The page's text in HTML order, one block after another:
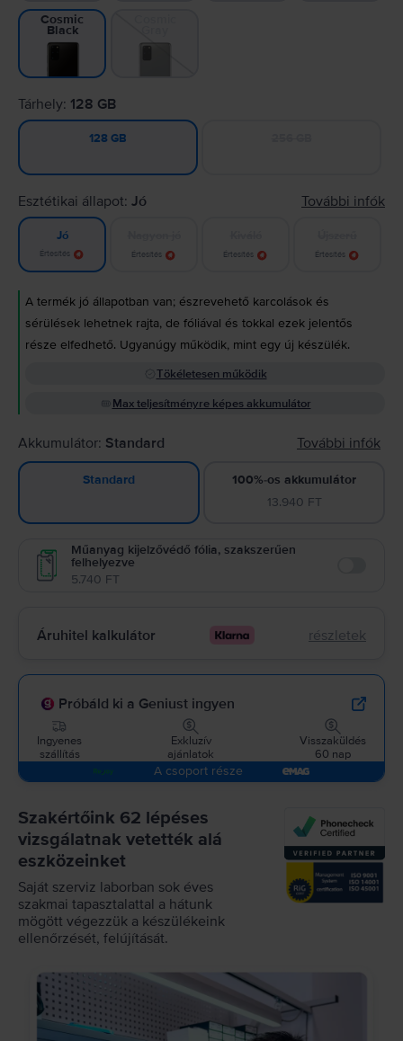
Cosmic
Black
Tárhely: 128 GB
128 GB
Esztétikai állapot: Jó További infók
Jó
Értesítés Értesítés Értesítés Értesítés
A termék jó állapotban van; észrevehető karcolások és
sérülések lehetnek rajta, de fóliával és tokkal ezek jelentős
része elfedhető. Ugyanúgy működik, mint egy új készülék.
Tökéletesen működik
Max teljesítményre képes akkumulátor
Akkumulátor: Standard További infók
Standard
100%-os akkumulátor
13.940 FT
Műanyag kijelzővédő fólia, szakszerűen
felhelyezve
5.740 FT
Áruhitel kalkulátor részletek
Próbáld ki a Geniust ingyen
Ingyenes
szállítás
Exkluzív
ajánlatok
Visszaküldés
60 nap
A csoport része
Szakértőink 62 lépéses
vizsgálatnak vetették alá
eszközeinket
Saját szerviz laborban sok éves
szakmai tapasztalattal a hátunk
mögött végezzük a készülékeink
ellenőrzését, felújítását.